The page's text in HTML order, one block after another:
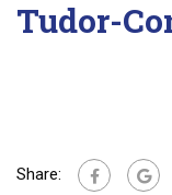
Tudor-
Share: